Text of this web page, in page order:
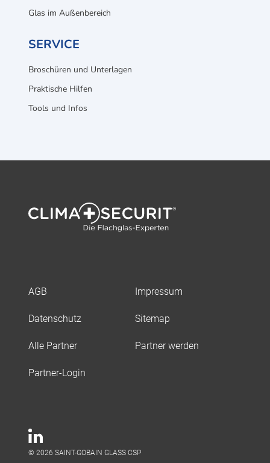
Glas im Außenbereich
SERVICE
Broschüren und Unterlagen
Praktische Hilfen
Tools und Infos
AGB Impressum
Datenschutz Sitemap
Alle Partner Partner werden
Partner-Login
© 2026 SAINT-GOBAIN GLASS CSP